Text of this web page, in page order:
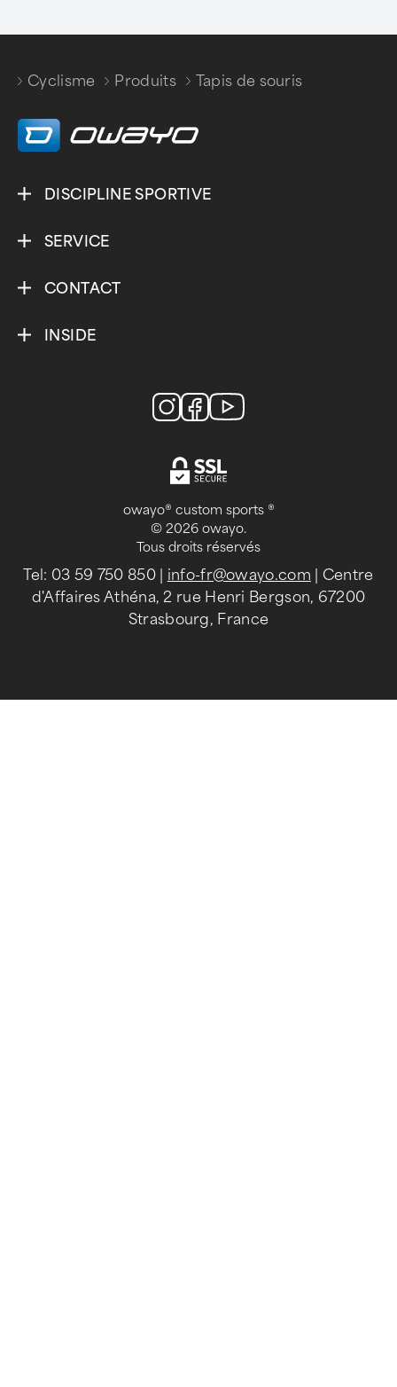
Cyclisme
Produits
Tapis de souris
DISCIPLINE SPORTIVE
SERVICE
CONTACT
INSIDE
owayo® custom sports ®
© 2026 owayo.
Tous droits réservés
Tel: 03 59 750 850| info-fr@owayo.com | Centre
d'Affaires Athéna, 2 rue Henri Bergson, 67200
Strasbourg, France